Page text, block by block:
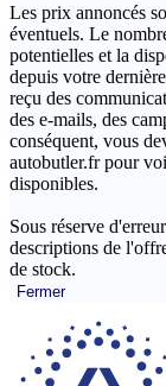
Les prix annoncés
éventuels. Le
potentielles et la
depuis votre
reçu des
des e-mails, des
conséquent, vous
autobutler.fr pour
disponibles.
Sous réserve
descriptions de
de stock.
Fermer